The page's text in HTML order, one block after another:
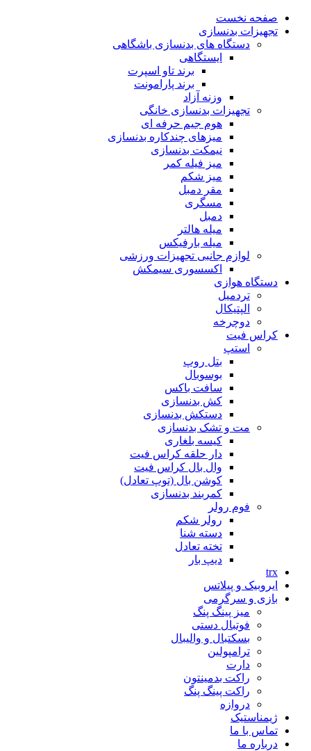
صفحه نخست
تجهیزات بدنسازی
دستگاه های بدنسازی باشگاهی
ایستگاهی
برند تاو اسپرت
برند پارامونت
وزنه آزاد
تجهیزات بدنسازی خانگی
هوم جیم حرفه ای
میزهای چندکاره بدنسازی
نیمکت بدنسازی
میز فیله کمر
میز شکم
مقر دمبل
مسگری
دمبل
میله هالتر
میله بارفیکس
لوازم جانبی تجهیزات ورزشی
اکسسوری سیمکش
دستگاه هوازی
تردمیل
الپتیکال
دوچرخه
کراس فیت
استپ
بتل روپ
بوسوبال
سافت باکس
کش بدنسازی
دستکش بدنسازی
مت و تشک بدنسازی
کیسه بلغاری
دار حلقه کراس فیت
وال بال کراس فیت
کوشن بال (توپ تعادل)
کمربند بدنسازی
فوم رولر
رولر شکم
دسته شنا
تخته تعادل
دیپ بار
trx
ایروبیک و پیلاتس
بازی و سرگرمی
میز پینگ پنگ
فوتبال دستی
بسکتبال و والیبال
ترامپولین
دارت
راکت بدمینتون
راکت پینگ پنگ
دروازه
ژیمناستیک
تماس با ما
درباره ما